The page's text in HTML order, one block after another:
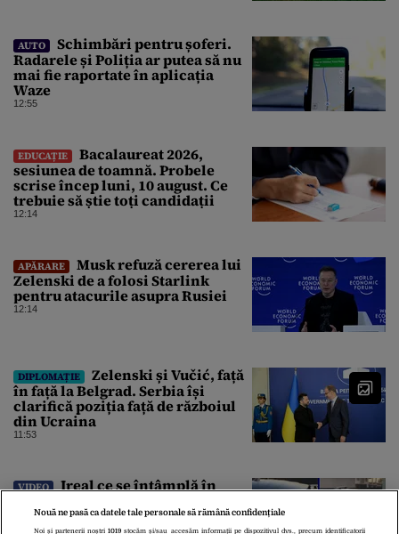
AUTO
Schimbări pentru șoferi.
Radarele și Poliția ar putea să nu
mai fie raportate în aplicația
Waze
12:55
EDUCAȚIE
Bacalaureat 2026,
sesiunea de toamnă. Probele
scrise încep luni, 10 august. Ce
trebuie să știe toți candidații
12:14
APĂRARE
Musk refuză cererea lui
Zelenski de a folosi Starlink
pentru atacurile asupra Rusiei
12:14
DIPLOMAȚIE
Zelenski și Vučić, față
în față la Belgrad. Serbia își
clarifică poziția față de războiul
din Ucraina
11:53
VIDEO
Ireal ce se întâmplă în
filmat la volanul unei mașini
11:33
Nouă ne pasă ca datele tale personale să rămână confidențiale
Noi și partenerii noștri1019 stocăm și/sau accesăm informații pe dispozitivul dvs., precum identificatorii